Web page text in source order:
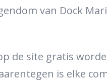
van Dock
de site gratis
is elke